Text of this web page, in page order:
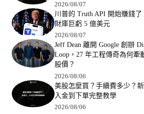
2026/08/07
川普的 Truth API 開始賺錢了
財庫巨虧 5 億美元
2026/08/07
Jeff Dean 離開 Google 創辦
Loop，27 年工程傳奇為何牽
股價？
2026/08/06
美股怎麼買？手續費多少？
入金到下單完整教學
2026/08/06